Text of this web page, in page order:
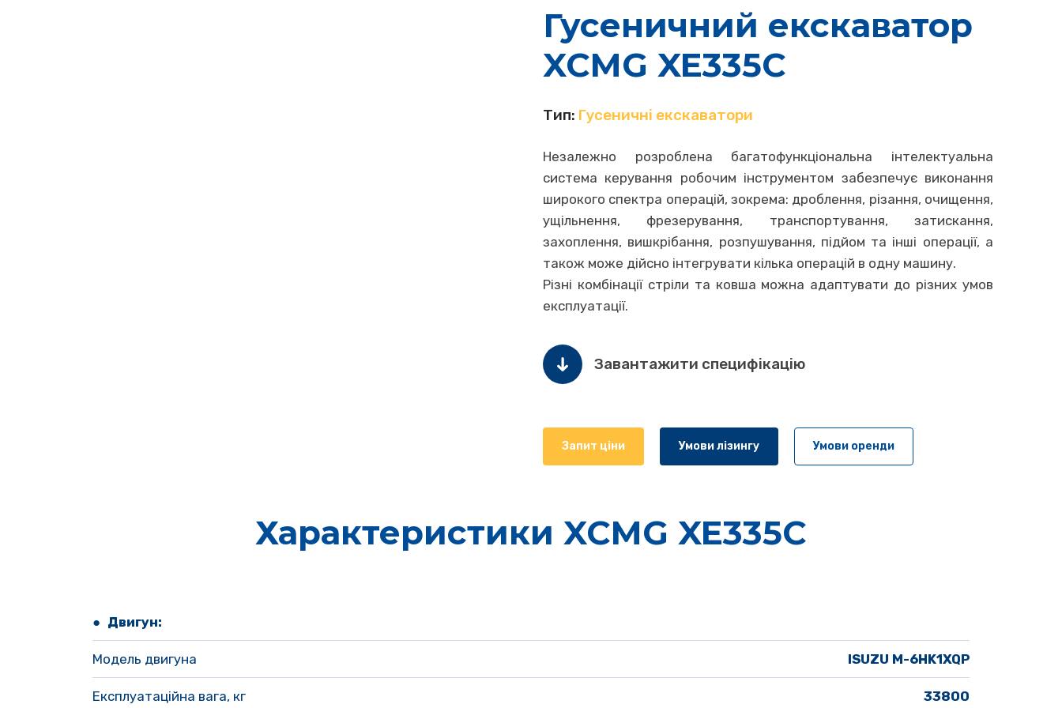
Гусеничний екскаватор
XCMG XE335C
Тип: Гусеничні екскаватори
Незалежно розроблена багатофункціональна інтелектуальна
система керування робочим інструментом забезпечує виконання
широкого спектра операцій, зокрема: дроблення, різання, очищення,
ущільнення, фрезерування, транспортування, затискання,
захоплення, вишкрібання, розпушування, підйом та інші операції, а
також може дійсно інтегрувати кілька операцій в одну машину.
Різні комбінації стріли та ковша можна адаптувати до різних умов
експлуатації.
Завантажити специфікацію
Запит ціни Умови лізингу Умови оренди
Характеристики XCMG XE335C
● Двигун:
Модель двигуна ISUZU M-6HK1XQP
Експлуатаційна вага, кг 33800